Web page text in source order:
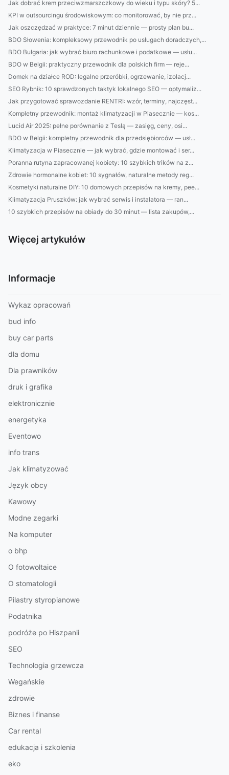
Jak dobrać krem przeciwzmarszczkowy do wieku i typu skóry? 5...
KPI w outsourcingu środowiskowym: co monitorować, by nie prz...
Jak oszczędzać w praktyce: 7 minut dziennie — prosty plan bu...
BDO Słowenia: kompleksowy przewodnik po usługach doradczych,...
BDO Bułgaria: jak wybrać biuro rachunkowe i podatkowe — usłu...
BDO w Belgii: praktyczny przewodnik dla polskich firm — reje...
Domek na działce ROD: legalne przeróbki, ogrzewanie, izolacj...
SEO Rybnik: 10 sprawdzonych taktyk lokalnego SEO — optymaliz...
Jak przygotować sprawozdanie RENTRI: wzór, terminy, najczęst...
Kompletny przewodnik: montaż klimatyzacji w Piasecznie — kos...
Lucid Air 2025: pełne porównanie z Teslą — zasięg, ceny, osi...
BDO w Belgii: kompletny przewodnik dla przedsiębiorców — usł...
Klimatyzacja w Piasecznie — jak wybrać, gdzie montować i ser...
Poranna rutyna zapracowanej kobiety: 10 szybkich trików na z...
Zdrowie hormonalne kobiet: 10 sygnałów, naturalne metody reg...
Kosmetyki naturalne DIY: 10 domowych przepisów na kremy, pee...
Klimatyzacja Pruszków: jak wybrać serwis i instalatora — ran...
10 szybkich przepisów na obiady do 30 minut — lista zakupów,...
Więcej artykułów
Informacje
Wykaz opracowań
bud info
buy car parts
dla domu
Dla prawników
druk i grafika
elektronicznie
energetyka
Eventowo
info trans
Jak klimatyzować
Język obcy
Kawowy
Modne zegarki
Na komputer
o bhp
O fotowoltaice
O stomatologii
Pilastry styropianowe
Podatnika
podróże po Hiszpanii
SEO
Technologia grzewcza
Wegańskie
zdrowie
Biznes i finanse
Car rental
edukacja i szkolenia
eko